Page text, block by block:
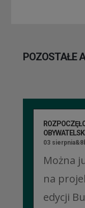
POZOSTAŁE
03
Można
na
edycji